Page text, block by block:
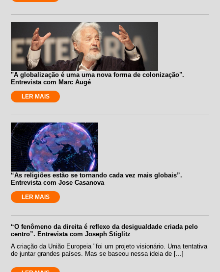
"A globalização é uma uma nova forma de colonização".
Entrevista com Marc Augé
LER MAIS
“As religiões estão se tornando cada vez mais globais”.
Entrevista com Jose Casanova
LER MAIS
“O fenômeno da direita é reflexo da desigualdade criada pelo
centro”. Entrevista com Joseph Stiglitz
A criação da União Europeia "foi um projeto visionário. Uma tentativa
de juntar grandes países. Mas se baseou nessa ideia de [...]